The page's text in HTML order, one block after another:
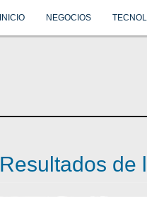
INICIO NEGOCIOS
Resultados de